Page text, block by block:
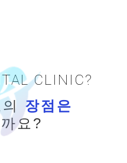
CLINIC?
장점은
요?